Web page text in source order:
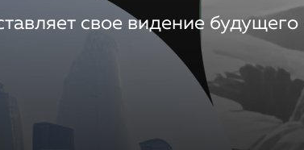
свое видение